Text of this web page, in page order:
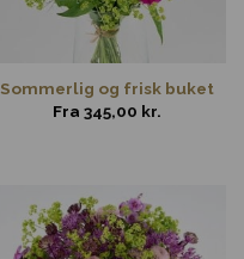
Sommerlig og frisk buket
Fra 345,00 kr.